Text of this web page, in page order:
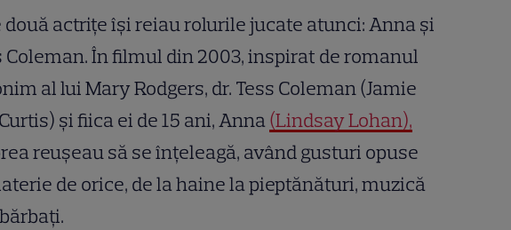
două actrițe își reiau rolurile jucate atunci: Anna și
Coleman. În filmul din 2003, inspirat de romanul
al lui Mary Rodgers, dr. Tess Coleman (Jamie
și fiica ei de 15 ani, Anna(Lindsay Lohan),
reușeau să se înțeleagă, având gusturi opuse
de orice, de la haine la pieptănături, muzică